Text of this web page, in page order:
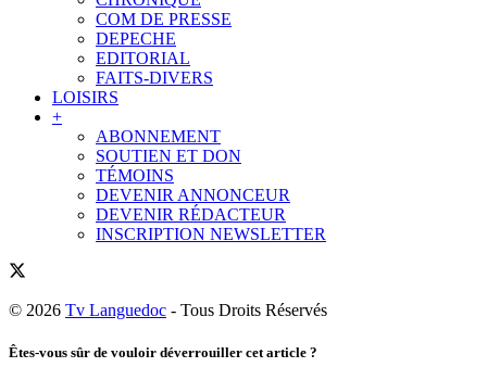
COM DE PRESSE
DEPECHE
EDITORIAL
FAITS-DIVERS
LOISIRS
+
ABONNEMENT
SOUTIEN ET DON
TÉMOINS
DEVENIR ANNONCEUR
DEVENIR RÉDACTEUR
INSCRIPTION NEWSLETTER
© 2026 Tv Languedoc - Tous Droits Réservés
Êtes-vous sûr de vouloir déverrouiller cet article ?